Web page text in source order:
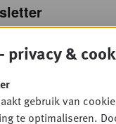
& foodservice!
privacy &
gebruik van
te optimaliseren.